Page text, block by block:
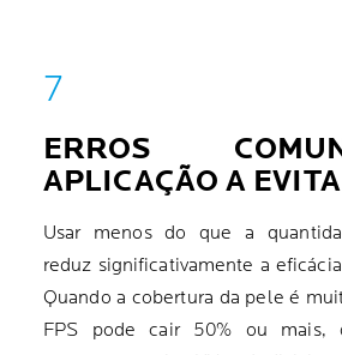
ERROS
APLICAÇÃO A
Usar menos do que a
reduz significativamente a
Quando a cobertura da pele é
FPS pode cair 50% ou mais,